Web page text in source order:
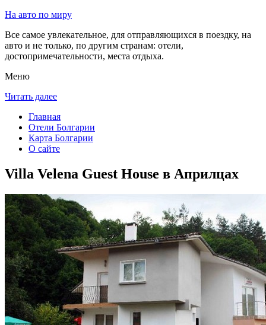
На авто по миру
Все самое увлекательное, для отправляющихся в поездку, на
авто и не только, по другим странам: отели,
достопримечательности, места отдыха.
Меню
Читать далее
Главная
Отели Болгарии
Карта Болгарии
О сайте
Villa Velena Guest House в Априлцах